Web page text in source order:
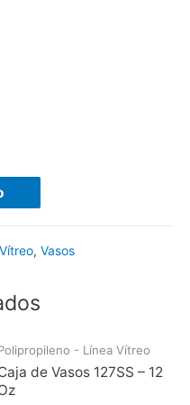
, Vasos
- Línea Vítreo
de Vasos 127SS – 12